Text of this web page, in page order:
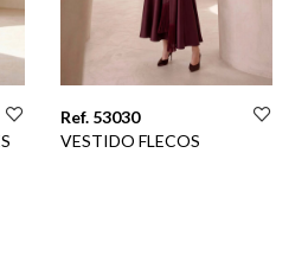
Ref. 53030
VESTIDO FLECOS